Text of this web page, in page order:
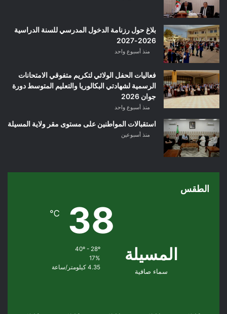
بلاغ حول رزنامة الدخول المدرسي للسنة الدراسية
2026-2027
منذ أسبوع واحد
فعاليات الحفل الولائي لتكريم متفوقي الامتحانات
الرسمية لشهادتي البكالوريا والتعليم المتوسط دورة
جوان 2026
منذ أسبوع واحد
استقبالات المواطنين على مستوى مقر ولاية المسيلة
منذ أسبوعين
الطقس
المسيلة
سماء صافية
38
℃
40º - 28º
17%
4.35 كيلومتر/ساعة